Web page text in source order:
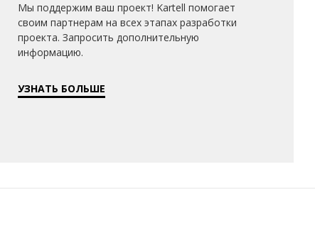
Мы поддержим ваш проект! Kartell помогает
своим партнерам на всех этапах разработки
проекта. Запросить дополнительную
информацию.
УЗНАТЬ БОЛЬШЕ